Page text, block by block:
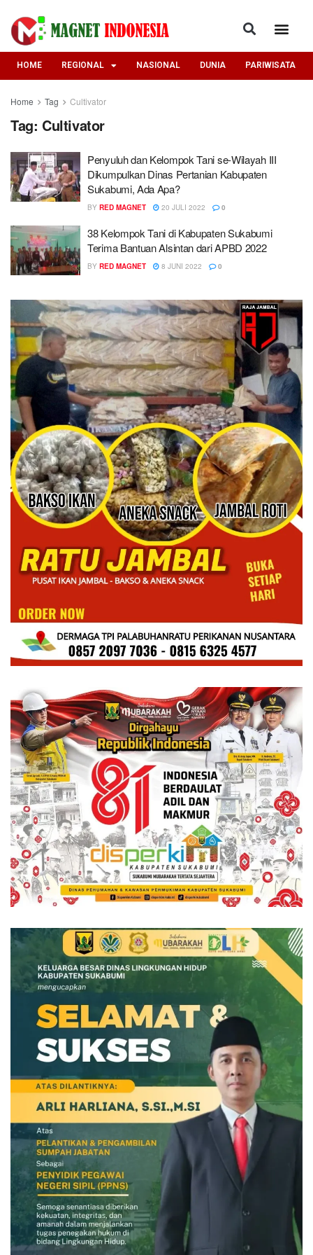
HOME REGIONAL NASIONAL DUNIA PARIWISATA
Home Tag Cultivator
Tag: Cultivator
Penyuluh dan Kelompok Tani se-Wilayah III
Dikumpulkan Dinas Pertanian Kabupaten
Sukabumi, Ada Apa?
BY RED MAGNET 20 JULI 2022 0
38 Kelompok Tani di Kabupaten Sukabumi
Terima Bantuan Alsintan dari APBD 2022
BY RED MAGNET 8 JUNI 2022 0